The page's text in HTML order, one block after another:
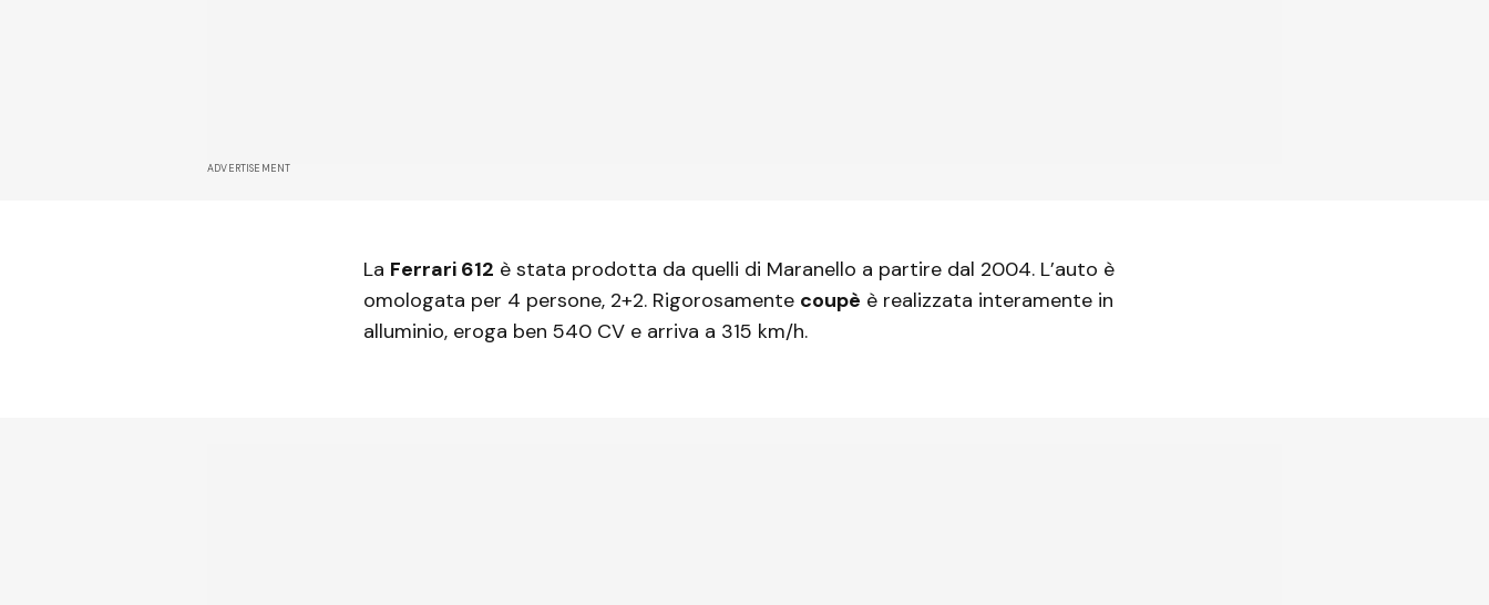
ADVERTISEMENT
La Ferrari 612 è stata prodotta da quelli di Maranello a partire dal 2004. L’auto è
omologata per 4 persone, 2+2. Rigorosamente coupè è realizzata interamente in
alluminio, eroga ben 540 CV e arriva a 315 km/h.